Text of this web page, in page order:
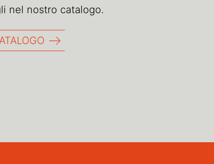
nel nostro catalogo.